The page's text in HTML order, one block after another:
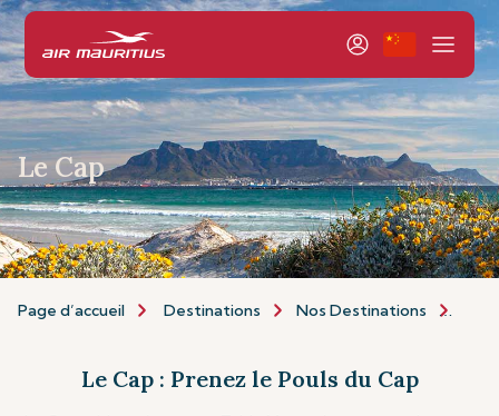
Le Cap
Page d’accueil Destinations Nos Destinations
Le Cap : Prenez le Pouls du Cap